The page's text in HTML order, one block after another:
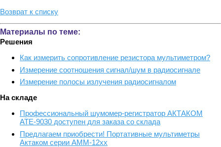
Возврат к списку
Материалы по теме:
Решения
Как измерить сопротивление резистора мультиметром?
Измерение соотношения сигнал/шум в радиосигнале
Измерение полосы излучения радиосигналом
На складе
Профессиональный шумомер-регистратор АКТАКОМ
АТЕ-9030 доступен для заказа со склада
Предлагаем приобрести! Портативные мультиметры
Актаком серии АММ-12хх